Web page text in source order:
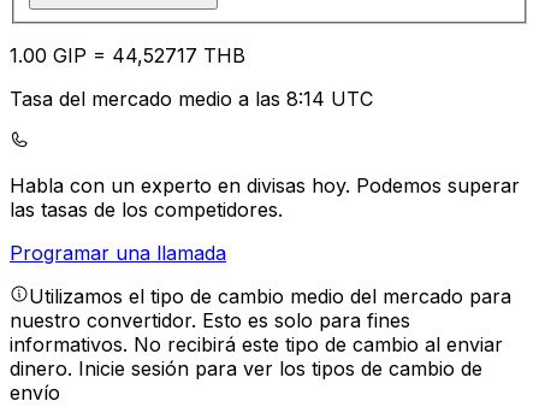
1.00 GIP = 44,52717 THB
Tasa del mercado medio a las 8:14 UTC
Habla con un experto en divisas hoy. Podemos superar
las tasas de los competidores.
Programar una llamada
Utilizamos el tipo de cambio medio del mercado para
nuestro convertidor. Esto es solo para fines
informativos. No recibirá este tipo de cambio al enviar
dinero. Inicie sesión para ver los tipos de cambio de
envío